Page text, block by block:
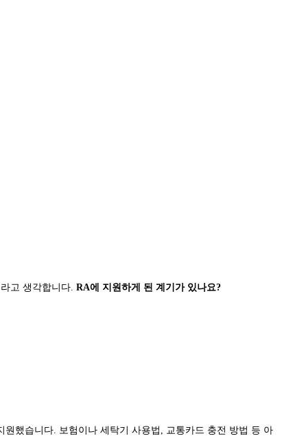
고 생각합니다. RA에 지원하게 된 계기가 있나요?
했습니다. 보험이나 세탁기 사용법, 교통카드 충전 방법 등 아